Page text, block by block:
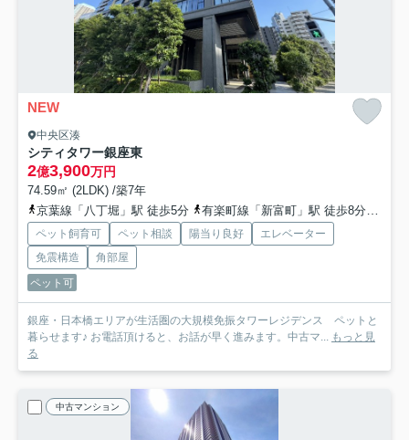
NEW
中央区湊
シティタワー銀座東
2億3,900万円
74.59㎡ (2LDK) /築7年
京葉線「八丁堀」駅 徒歩5分
有楽町線「新富町」駅 徒歩8分
ペット飼育可 ペット相談 陽当り良好
エレベーター
免震構造
角部屋
ペット可
銀座・日本橋エリアが生活圏の大規模免振タワーレジデンス ペットと
暮らせます♪ お電話頂けると、お話が早く進みます。中古マ... もっと見
る
中古マンション